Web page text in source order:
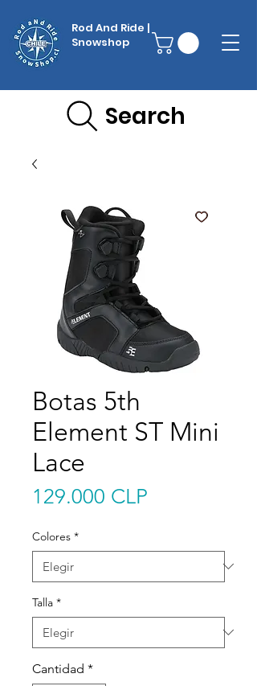
Rod And Ride |
Snowshop
Search
Botas 5th
Element ST Mini
Lace
129.000 CLP
Colores *
Talla *
Cantidad *